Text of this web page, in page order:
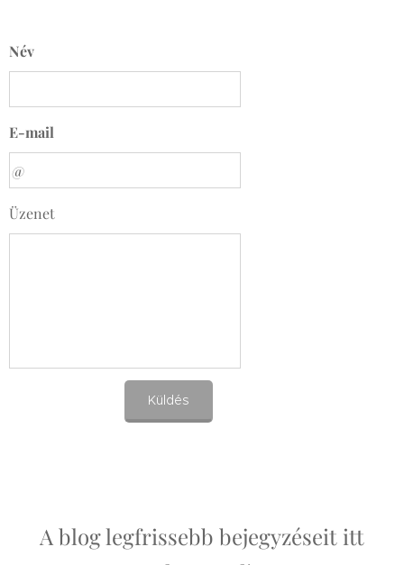
Név
E-mail
Üzenet
Küldés
A blog legfrissebb bejegyzéseit itt